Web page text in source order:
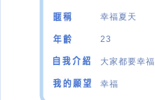
幸福夏天
23
大家都要幸福
幸福